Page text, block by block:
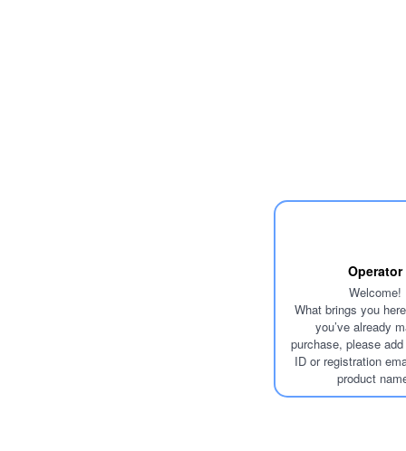
Operator
Welcome!
What brings you
you’ve already
purchase, please
ID or registration
product